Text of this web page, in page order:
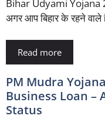
Bihar Udyami Yojana
अगर आप बिहार के रहने
Read more
PM Mudra
Business Loan –
Status